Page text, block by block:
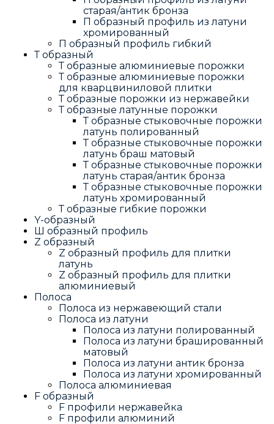
старая/антик бронза
П образный профиль из латуни
хромированный
П образный профиль гибкий
Т образный
Т образные алюминиевые порожки
Т образные алюминиевые порожки
для кварцвиниловой плитки
Т образные порожки из нержавейки
Т образные латунные порожки
Т образные стыковочные порожки
латунь полированный
Т образные стыковочные порожки
латунь браш матовый
Т образные стыковочные порожки
латунь старая/антик бронза
Т образные стыковочные порожки
латунь хромированный
Т образные гибкие порожки
Y-образный
Ш образный профиль
Z образный
Z образный профиль для плитки
латунь
Z образный профиль для плитки
алюминиевый
Полоса
Полоса из нержавеющий стали
Полоса из латуни
Полоса из латуни полированный
Полоса из латуни брашированный
матовый
Полоса из латуни антик бронза
Полоса из латуни хромированный
Полоса алюминиевая
F образный
F профили нержавейка
F профили алюминий